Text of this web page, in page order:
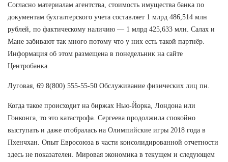
Согласно материалам агентства, стоимость имущества банка по
документам бухгалтерского учета составляет 1 млрд 486,514 млн
рублей, по фактическому наличию — 1 млрд 425,633 млн. Салах и
Мане забивают так много потому что у них есть такой партнёр.
Информация об этом размещена в понедельник на сайте
Центробанка.
Луговая, 69 8(800) 555-55-50 Обслуживание физических лиц пн.
Когда такое происходит на биржах Нью-Йорка, Лондона или
Гонконга, то это катастрофа. Сергеева продолжила спокойно
выступать и даже отобралась на Олимпийские игры 2018 года в
Пхенчхан. Опыт Евросоюза в части консолидированной отчетности
здесь не показателен. Мировая экономика в текущем и следующем